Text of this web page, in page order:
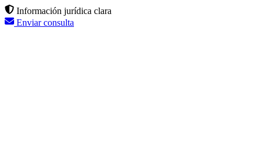
Información jurídica clara
Enviar consulta